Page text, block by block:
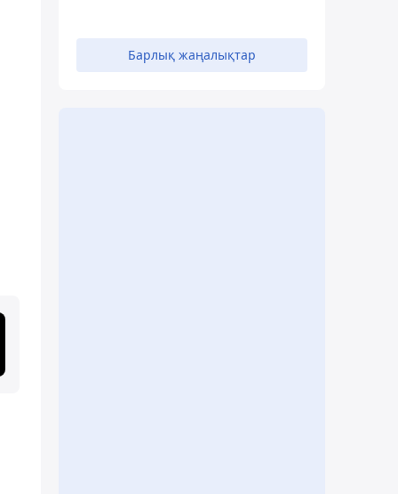
Барлық жаңалықтар